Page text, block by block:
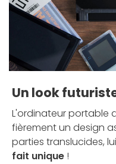
Un look
L'ordinateur portable
fièrement un design
parties translucides,
fait unique !